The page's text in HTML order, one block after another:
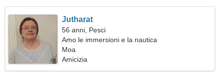
Jutharat
56 anni, Pesci
Amo le immersioni e la nautica
Moa
Amicizia